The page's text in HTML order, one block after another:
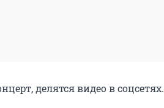
делятся видео в соцсетях.